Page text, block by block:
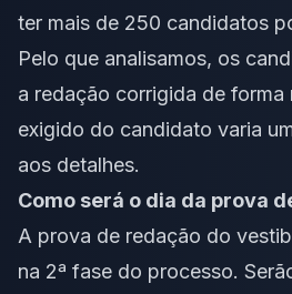
ter mais de 250 candidatos
Pelo que analisamos, os
a redação corrigida de forma
exigido do candidato varia
aos detalhes.
Como será o dia da prova
A prova de redação do
na 2ª fase do processo.